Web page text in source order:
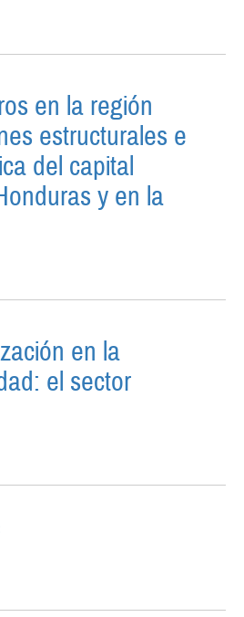
en la región
estructurales e
del capital
y en la
E INFLUENCIA POLÍTICA
en la
el sector